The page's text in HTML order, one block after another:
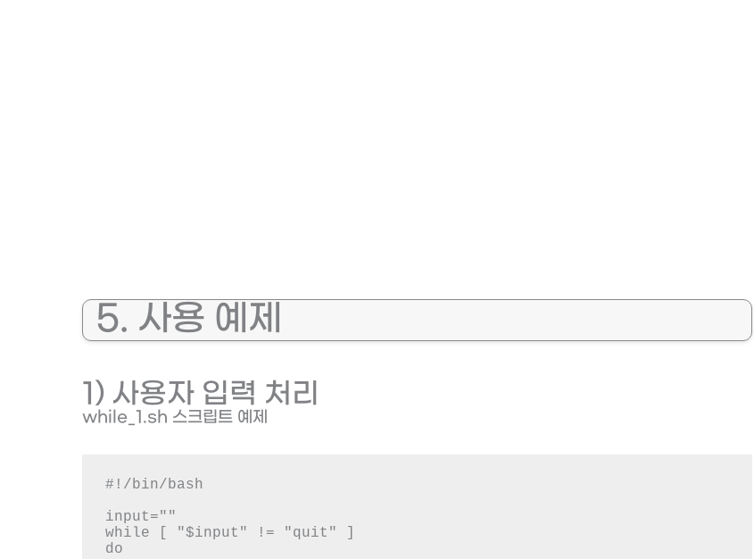
5. 사용 예제
1) 사용자 입력 처리
while_1.sh 스크립트 예제
#!/bin/bash
input=""
while [ "$input" != "quit" ]
do